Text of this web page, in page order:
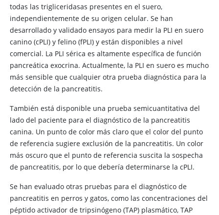
todas las trigliceridasas presentes en el suero,
independientemente de su origen celular. Se han
desarrollado y validado ensayos para medir la PLI en suero
canino (cPLI) y felino (fPLI) y están disponibles a nivel
comercial. La PLI sérica es altamente específica de función
pancreática exocrina. Actualmente, la PLI en suero es mucho
más sensible que cualquier otra prueba diagnóstica para la
detección de la pancreatitis.
También está disponible una prueba semicuantitativa del
lado del paciente para el diagnóstico de la pancreatitis
canina. Un punto de color más claro que el color del punto
de referencia sugiere exclusión de la pancreatitis. Un color
más oscuro que el punto de referencia suscita la sospecha
de pancreatitis, por lo que debería determinarse la cPLI.
Se han evaluado otras pruebas para el diagnóstico de
pancreatitis en perros y gatos, como las concentraciones del
péptido activador de tripsinógeno (TAP) plasmático, TAP